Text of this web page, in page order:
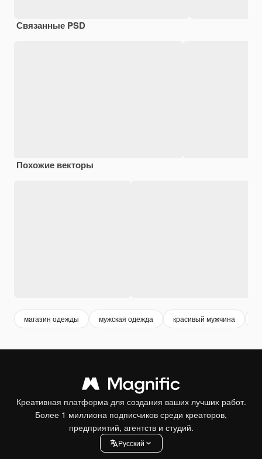
Связанные PSD
Похожие векторы
магазин одежды мужская одежда красивый мужчина
Креативная платформа для создания ваших лучших работ.
Более 1 миллиона подписчиков среди креаторов,
предприятий, агентств и студий.
Pусский